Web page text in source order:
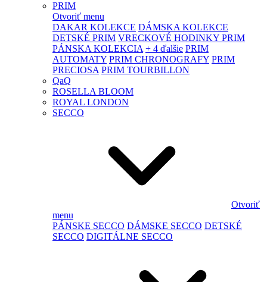
PRIM
Otvoriť menu
DAKAR KOLEKCE DÁMSKA KOLEKCE
DETSKÉ PRIM VRECKOVÉ HODINKY PRIM
PÁNSKA KOLEKCIA + 4 ďalšie PRIM
AUTOMATY PRIM CHRONOGRAFY PRIM
PRECIOSA PRIM TOURBILLON
QaQ
ROSELLA BLOOM
ROYAL LONDON
SECCO
Otvoriť
menu
PÁNSKE SECCO DÁMSKE SECCO DETSKÉ
SECCO DIGITÁLNE SECCO